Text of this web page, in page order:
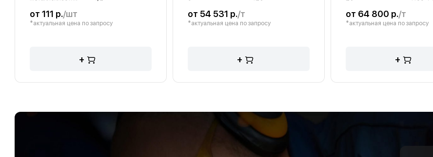
от 111 р./шт
*актуальная цена по запросу
+
от 54 531 р./т
*актуальная цена по запросу
+
от 64 800 р./т
*актуальная цена по запросу
+